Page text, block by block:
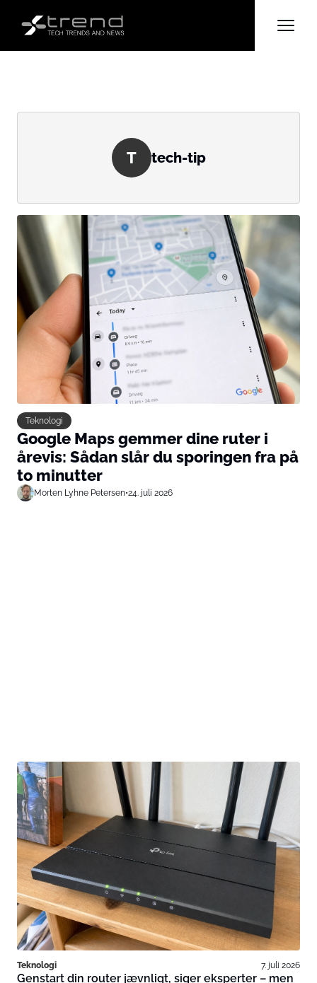
T tech-tip
Teknologi
Google Maps gemmer dine ruter i
årevis: Sådan slår du sporingen fra på
to minutter
Morten Lyhne Petersen•24. juli 2026
Teknologi 7. juli 2026
Genstart din router jævnligt, siger eksperter – men